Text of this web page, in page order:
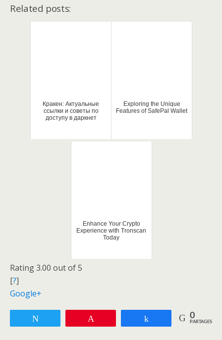
Related posts:
Кракен: Актуальные
ссылки и советы по
доступу в даркнет
Exploring the Unique
Features of SafePal Wallet
Enhance Your Crypto
Experience with Tronscan
Today
Rating 3.00 out of 5
[?]
Google+
Partagez 0
PARTAGES